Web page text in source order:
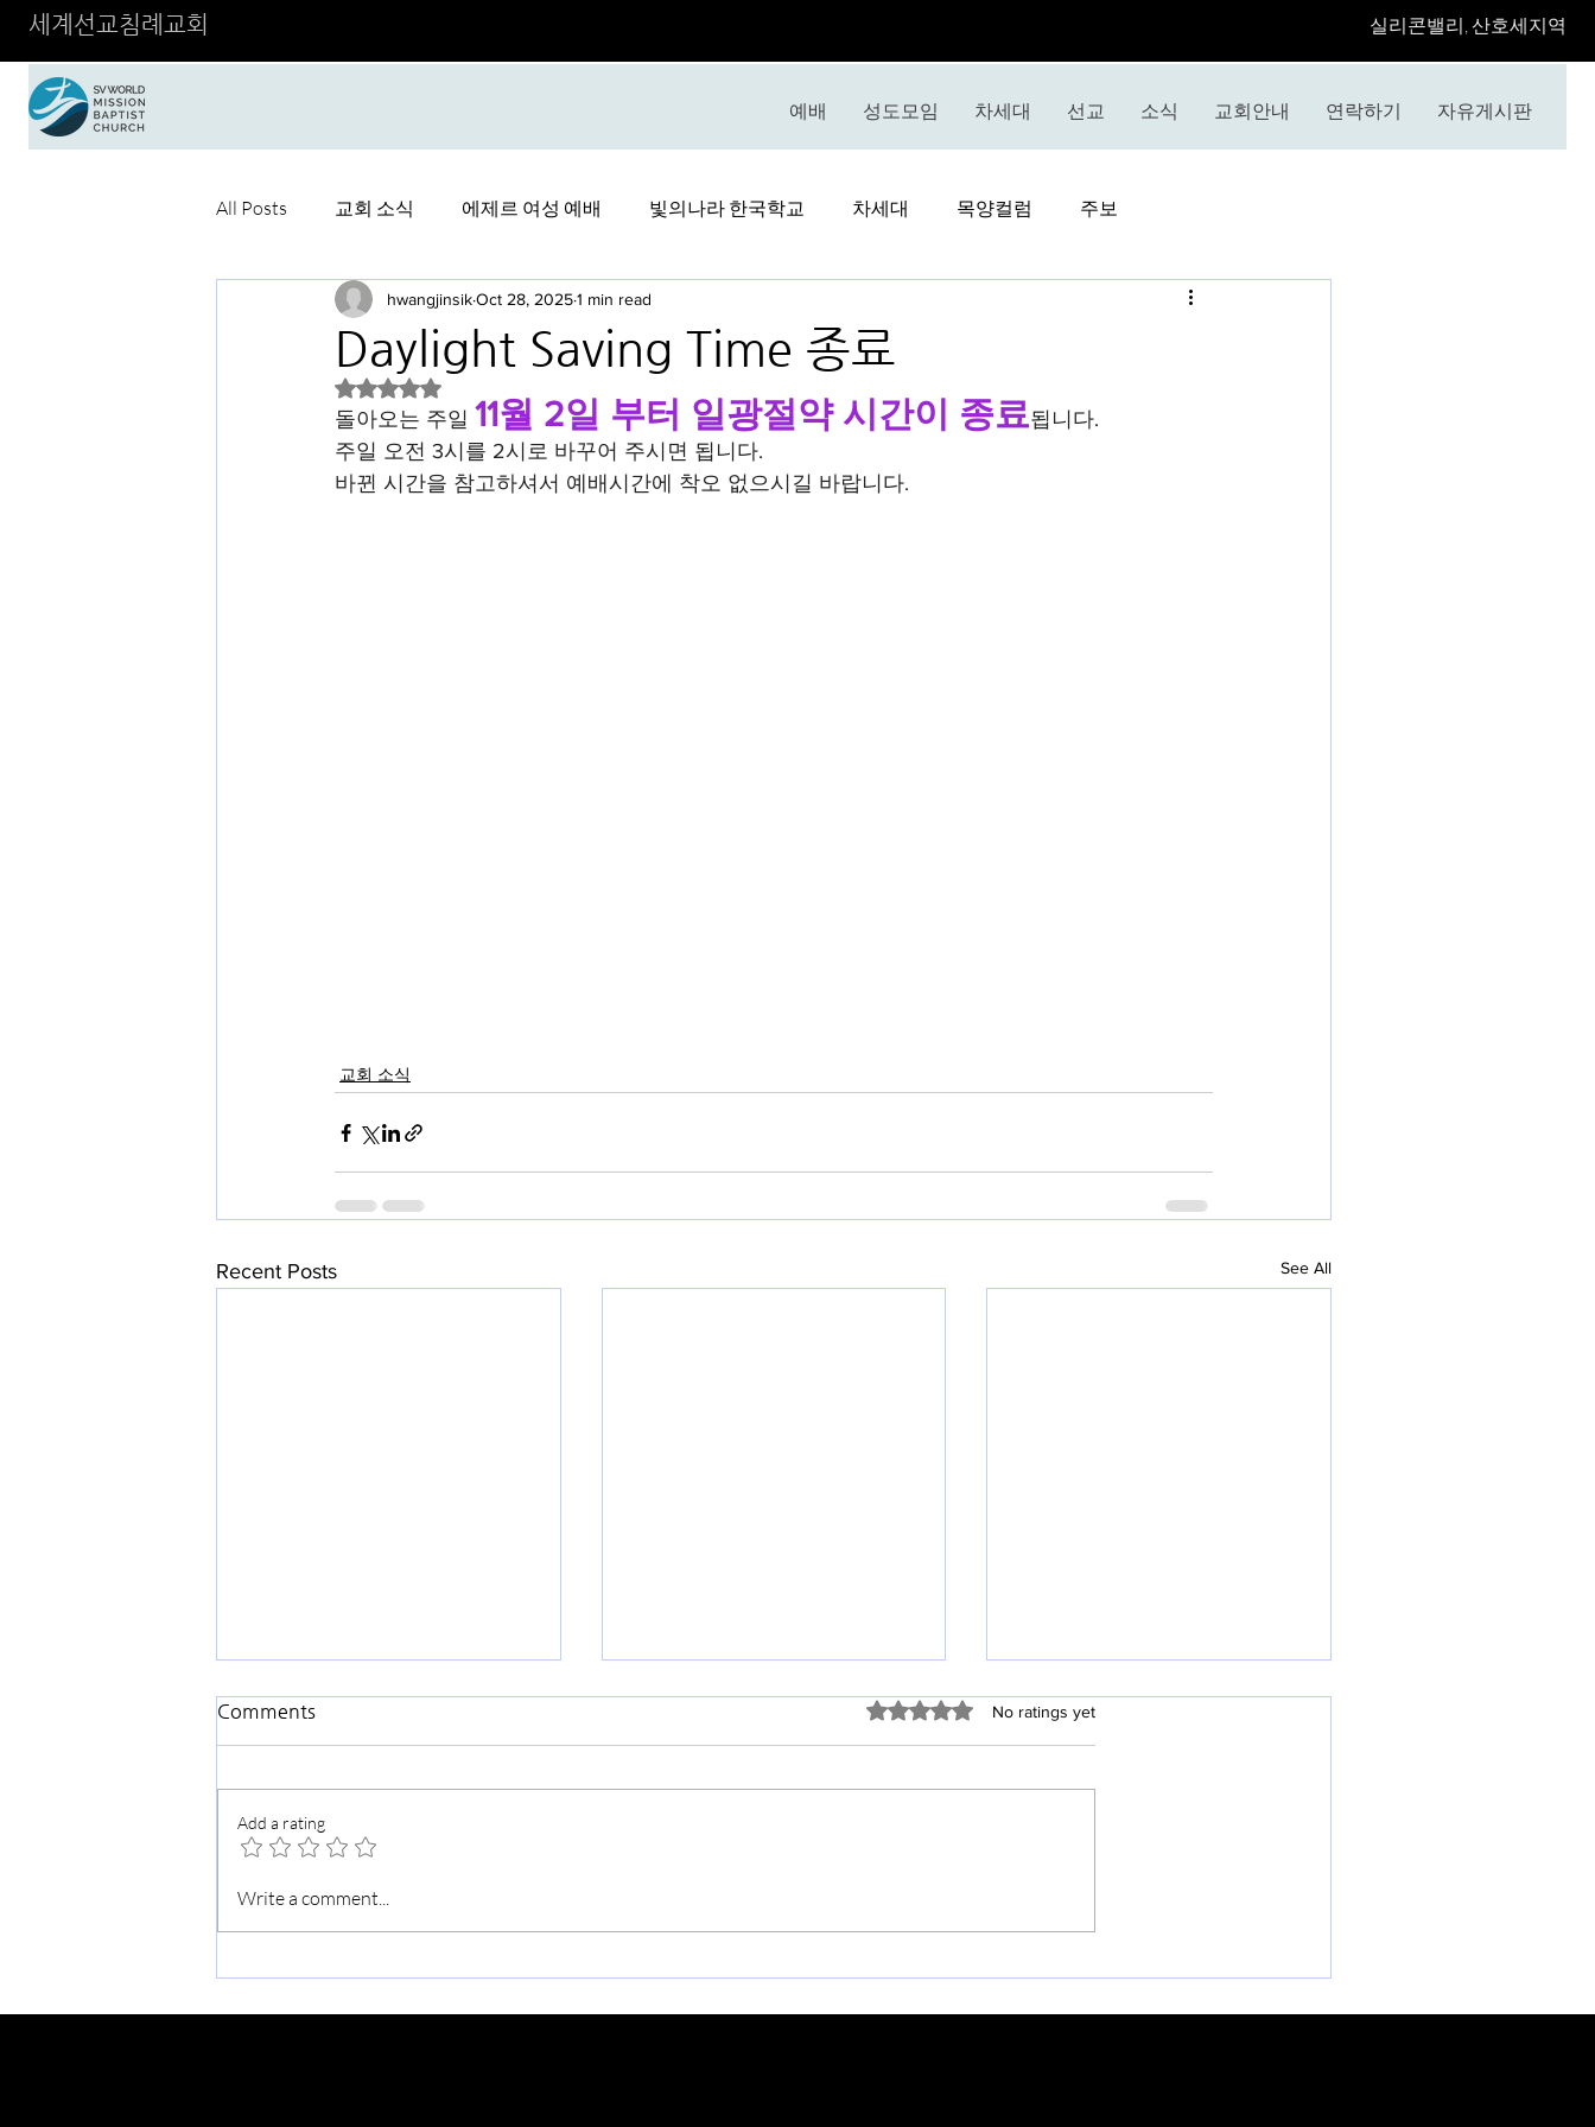
세계선교침례교회 ​실리콘밸리, 산호세지역
예배 성도모임 차세대 선교 소식 교회안내 연락하기 자유게시판
All Posts 교회 소식 에제르 여성 예배 빛의나라 한국학교 차세대 목양컬럼 주보
Daylight Saving Time 종료
hwangjinsikOct 28, 20251 min read
Rated NaN out of 5 stars.
돌아오는 주일 11월 2일 부터 일광절약 시간이 종료됩니다.
주일 오전 3시를 2시로 바꾸어 주시면 됩니다.
바뀐 시간을 참고하셔서 예배시간에 착오 없으시길 바랍니다.
교회 소식
Recent Posts See All
가을맞이 교회대청소
Comments Rated 0 out of 5 stars.
No ratings yet
Add a rating
Write a comment...